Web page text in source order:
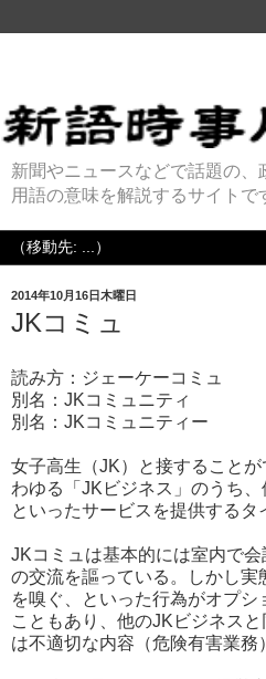
新聞やニュースなどで話題の
用語の意味を解説するサイトで
2014年10月16日木曜日
JKコミュ
読み方：ジェーケーコミュ
別名：JKコミュニティ
別名：JKコミュニティー
女子高生（JK）と接すること
わゆる「JKビジネス」のうち
といったサービスを提供するタ
JKコミュは基本的には室内で
の交流を謳っている。しかし実
を嗅ぐ、といった行為がオプシ
こともあり、他のJKビジネス
は不適切な内容（危険有害業務